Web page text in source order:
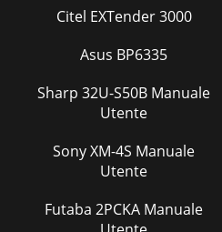
Citel EXTender 3000
Asus BP6335
Sharp 32U-S50B Manuale
Utente
Sony XM-4S Manuale
Utente
Futaba 2PCKA Manuale